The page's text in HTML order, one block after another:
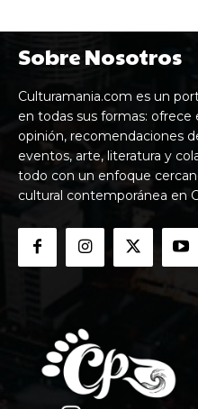
Sobre Nosotros
Culturamania.com es un
en todas sus formas: ofrece
opinión, recomendaciones
eventos, arte, literatura y
todo con un enfoque
cultural contemporánea en